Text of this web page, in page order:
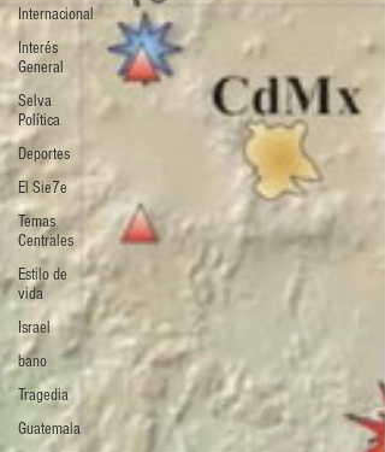
Internacional
Interés
General
Selva
Política
Deportes
El Sie7e
Temas
Centrales
Estilo de
vida
Israel
bano
Tragedia
Guatemala